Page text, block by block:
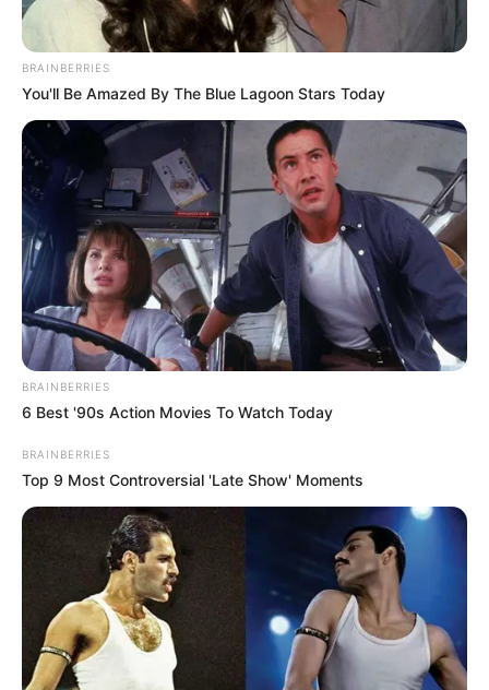
Gulyás Gergely bejelentette: tüntetést szerveznek
Magyarék Alaptörvény-módosítása miatt
Tüntetést hirdet a Fidesz és a KDNP
A Fidesz és a KDNP úgy döntött, hogy csütörtökre
tüntetést szerveznek Magyar Péterék Alaptörvény-
módosítási javaslata miatt. Gulyás Gergely
frakcióvezető szerint a Tisza előterjesztése
visszaélés az alkotmányozó többséggel, és több
ponton is súlyosan érinti a jogállamiság kérdését. A
politikus úgy fogalmazott, hogy a javaslat több
eleme sérti a jogállamiságot, példaként pedig
BRAINBERRIES
You'll Be Amazed By The Blue Lagoon Stars Today
BRAINBERRIES
6 Best '90s Action Movies To Watch Today
BRAINBERRIES
Top 9 Most Controversial 'Late Show' Moments